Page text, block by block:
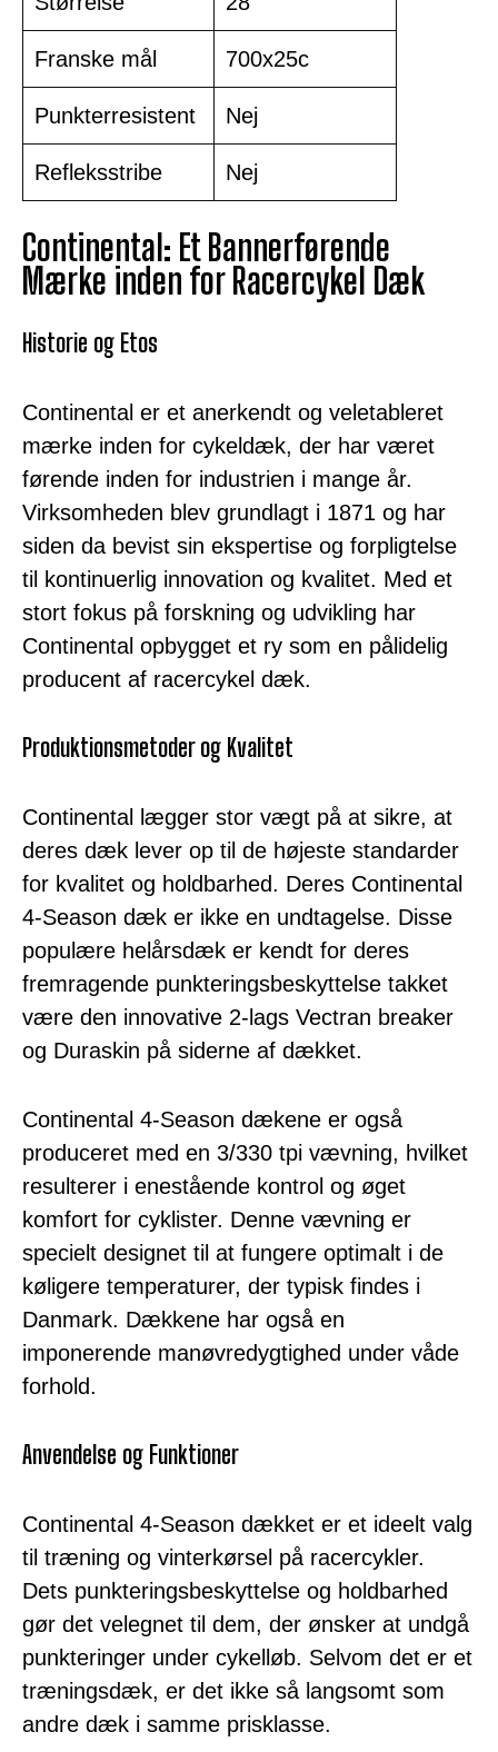
Franske mål 700x25c
Punkterresistent Nej
Refleksstribe Nej
Continental: Et Bannerførende
Mærke inden for Racercykel Dæk
Historie og Etos
Continental er et anerkendt og veletableret
mærke inden for cykeldæk, der har været
førende inden for industrien i mange år.
Virksomheden blev grundlagt i 1871 og har
siden da bevist sin ekspertise og forpligtelse
til kontinuerlig innovation og kvalitet. Med et
stort fokus på forskning og udvikling har
Continental opbygget et ry som en pålidelig
producent af racercykel dæk.
Produktionsmetoder og Kvalitet
Continental lægger stor vægt på at sikre, at
deres dæk lever op til de højeste standarder
for kvalitet og holdbarhed. Deres Continental
4-Season dæk er ikke en undtagelse. Disse
populære helårsdæk er kendt for deres
fremragende punkteringsbeskyttelse takket
være den innovative 2-lags Vectran breaker
og Duraskin på siderne af dækket.
Continental 4-Season dækene er også
produceret med en 3/330 tpi vævning, hvilket
resulterer i enestående kontrol og øget
komfort for cyklister. Denne vævning er
specielt designet til at fungere optimalt i de
køligere temperaturer, der typisk findes i
Danmark. Dækkene har også en
imponerende manøvredygtighed under våde
forhold.
Anvendelse og Funktioner
Continental 4-Season dækket er et ideelt valg
til træning og vinterkørsel på racercykler.
Dets punkteringsbeskyttelse og holdbarhed
gør det velegnet til dem, der ønsker at undgå
punkteringer under cykelløb. Selvom det er et
træningsdæk, er det ikke så langsomt som
andre dæk i samme prisklasse.